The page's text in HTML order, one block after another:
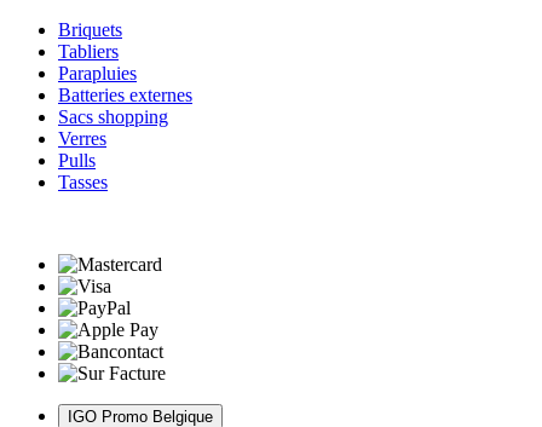
Briquets
Tabliers
Parapluies
Batteries externes
Sacs shopping
Verres
Pulls
Tasses
IGO Promo Belgique